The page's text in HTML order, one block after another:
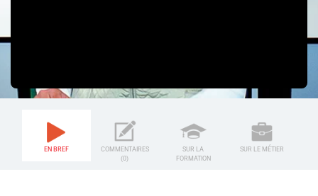
EN BREF
COMMENTAIRES
(0)
SUR LA
FORMATION
SUR LE MÉTIER